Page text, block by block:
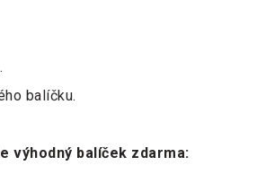
balíčku.
výhodný balíček zdarma: